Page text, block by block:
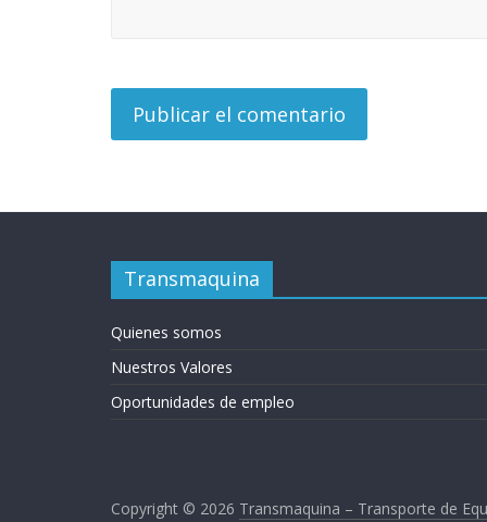
m
b
i
a
R
A
N
Q
Transmaquina
Quienes somos
Nuestros Valores
Oportunidades de empleo
Copyright © 2026 Transmaquina – Transporte de